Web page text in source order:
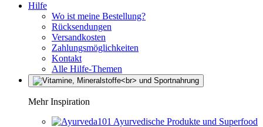
Hilfe
Wo ist meine Bestellung?
Rücksendungen
Versandkosten
Zahlungsmöglichkeiten
Kontakt
Alle Hilfe-Themen
Mehr Inspiration
Ayurvedische Produkte und Superfood